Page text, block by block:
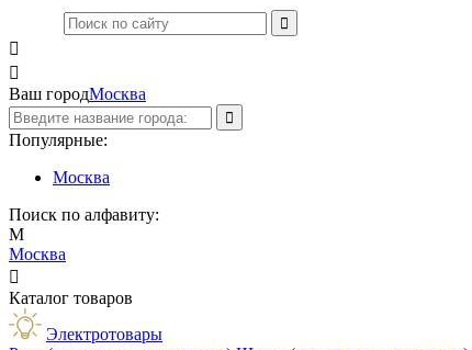


Ваш городМосква
Популярные:
Москва
Поиск по алфавиту:
М
Москва

Каталог товаров
Электротовары